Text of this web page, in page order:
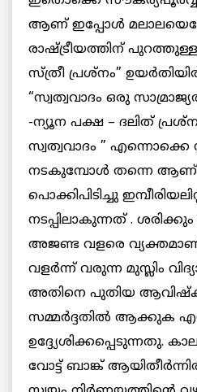
ആണ് ഇപ്പോള്‍
രാഷ്ട്രീയത്തിന്
സ്ത്രീ പ്രശ്നം”
“സ്വത്വവാദം ഒരു
-ന്യൂന പക്ഷ – ദലിത്
സ്വത്വവാദം ” എന്നൊക്കെ
നടകുമ്പോള്‍ തന്നെ ആണ്
പൊക്കിപിടിച്ചു
നടപ്പിലാകുന്നത് .
അജണ്ട വളരെ
വളര്‍ന്ന് വരുന്ന മുസ്ലിം
അതിനെ പുതിയ
സമ്മര്‍ദ്ദതില്‍ ആക്കുക
ഉദ്ദ്യേശിക്കപ്പെടുന്നതു.
വോട്ട് ബാങ്ക്